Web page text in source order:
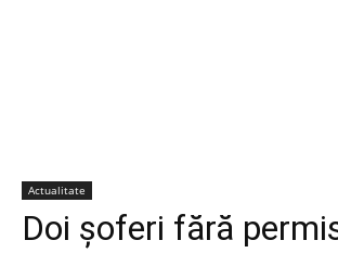
Actualitate
Doi șoferi fără